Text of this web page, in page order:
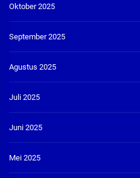
Oktober 2025
September 2025
Agustus 2025
Juli 2025
Juni 2025
Mei 2025